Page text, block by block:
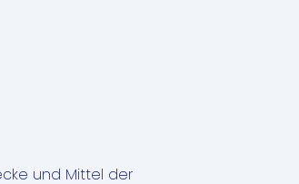
und Mittel der